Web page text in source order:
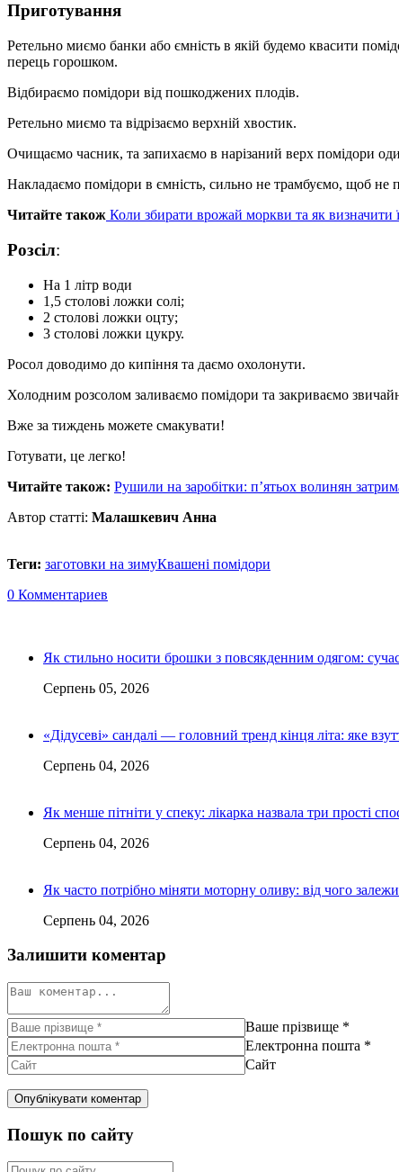
Приготування
Ретельно миємо банки або ємність в якій будемо квасити
перець горошком.
Відбираємо помідори від пошкоджених плодів.
Ретельно миємо та відрізаємо верхній хвостик.
Очищаємо часник, та запихаємо в нарізаний верх помідори
Накладаємо помідори в ємність, сильно не трамбуємо, щоб не
Читайте також Коли збирати врожай моркви та як визначити
Розсіл:
На 1 літр води
1,5 столові ложки солі;
2 столові ложки оцту;
3 столові ложки цукру.
Росол доводимо до кипіння та даємо охолонути.
Холодним розсолом заливаємо помідори та закриваємо
Вже за тиждень можете смакувати!
Готувати, це легко!
Читайте також: Рушили на заробітки: п’ятьох волинян
Автор статті: Малашкевич Анна
Теги: заготовки на зимуКвашені помідори
0 Комментариев
Як стильно носити брошки з повсякденним одягом:
Серпень 05, 2026
«Дідусеві» сандалі — головний тренд кінця літа: яке
Серпень 04, 2026
Як менше пітніти у спеку: лікарка назвала три прості
Серпень 04, 2026
Як часто потрібно міняти моторну оливу: від чого
Серпень 04, 2026
Залишити коментар
Ваше прізвище *
Електронна пошта *
Сайт
Пошук по сайту